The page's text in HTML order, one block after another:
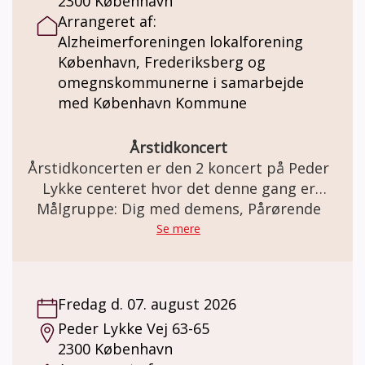
påtage dig at ledsage et menneske med
demens til kulturoplevelse og kaffe hver
tredje uge? Vi kan hjælpe med at klæde dig
på til opgaven og støtte dig undervejs, hvis
noget er svært. Ring eller skriv og hør
nærmere.
Arrangeret af:
Alzheimerforeningen lokalforening
København, Frederiksberg og
omegnskommunerne i samarbejde
med København Kommune
Årstidkoncert
Årstidkoncerten er den 2 koncert på Peder
Lykke centeret hvor det denne gang er
sommersangene der skal nydes.
Målgruppe: Dig med demens, Pårørende
Se mere
Fredag d. 07. august 2026
Peder Lykke Vej 63-65
2300 København